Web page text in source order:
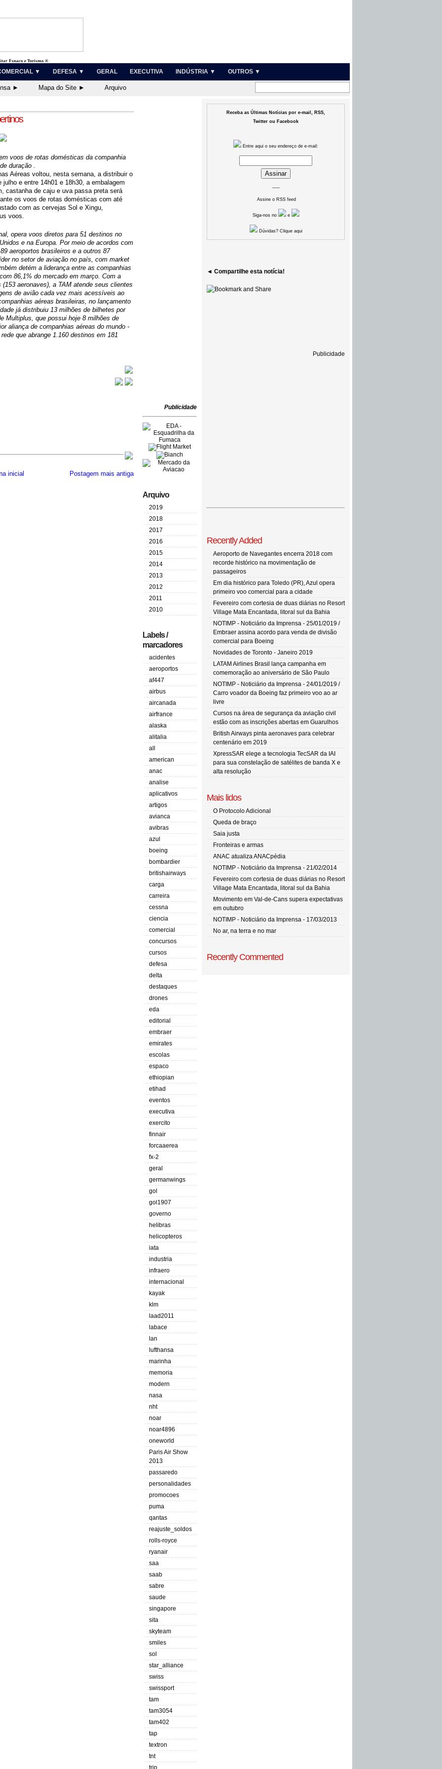
Espaço e Turismo ®
▼ DEFESA ▼ GERAL EXECUTIVA INDÚSTRIA ▼ OUTROS ▼
► Mapa do Site ► Arquivo
voos de rotas domésticas da companhia
duração .
Aéreas voltou, nesta semana, a distribuir o
e entre 14h01 e 18h30, a embalagem
castanha de caju e uva passa preta será
os voos de rotas domésticas com até
com as cervejas Sol e Xingu,
voos.
opera voos diretos para 51 destinos no
e na Europa. Por meio de acordos com
aeroportos brasileiros e a outros 87
no setor de aviação no país, com market
detém a liderança entre as companhias
86,1% do mercado em março. Com a
aeronaves), a TAM atende seus clientes
de avião cada vez mais acessíveis ao
aéreas brasileiras, no lançamento
já distribuiu 13 milhões de bilhetes por
Multiplus, que possui hoje 8 milhões de
aliança de companhias aéreas do mundo -
que abrange 1.160 destinos em 181
Postagem mais antiga
inicial
Publicidade
Arquivo
2019
2018
2017
2016
2015
2014
2013
2012
2011
2010
Labels /
marcadores
acidentes
aeroportos
af447
airbus
aircanada
airfrance
alaska
alitalia
all
american
anac
analise
aplicativos
artigos
avianca
avibras
azul
boeing
bombardier
britishairways
carga
carreira
cessna
ciencia
comercial
concursos
cursos
defesa
delta
destaques
drones
eda
editorial
embraer
emirates
escolas
espaco
ethiopian
etihad
eventos
executiva
exercito
finnair
forcaaerea
fx-2
geral
germanwings
gol
gol1907
governo
helibras
helicopteros
iata
industria
infraero
internacional
kayak
klm
laad2011
labace
lan
lufthansa
marinha
memoria
modern
nasa
nht
noar
noar4896
oneworld
Paris Air Show
2013
passaredo
personalidades
promocoes
puma
qantas
reajuste_soldos
rolls-royce
ryanair
saa
saab
sabre
saude
singapore
sita
skyteam
smiles
sol
star_alliance
swiss
swissport
tam
tam3054
tam402
tap
textron
tnt
trip
Receba as Últimas Notícias por e-mail, RSS,
Twitter ou Facebook
Entre aqui o seu endereço de e-mail:
Assine o RSS feed
Siga-nos no e
Dúvidas? Clique aqui
◄ Compartilhe esta notícia!
Publicidade
Recently Added
Aeroporto de Navegantes encerra 2018 com
recorde histórico na movimentação de
passageiros
Em dia histórico para Toledo (PR), Azul opera
primeiro voo comercial para a cidade
Fevereiro com cortesia de duas diárias no Resort
Village Mata Encantada, litoral sul da Bahia
NOTIMP - Noticiário da Imprensa - 25/01/2019 /
Embraer assina acordo para venda de divisão
comercial para Boeing
Novidades de Toronto - Janeiro 2019
LATAM Airlines Brasil lança campanha em
comemoração ao aniversário de São Paulo
NOTIMP - Noticiário da Imprensa - 24/01/2019 /
Carro voador da Boeing faz primeiro voo ao ar
livre
Cursos na área de segurança da aviação civil
estão com as inscrições abertas em Guarulhos
British Airways pinta aeronaves para celebrar
centenário em 2019
XpressSAR elege a tecnologia TecSAR da IAI
para sua constelação de satélites de banda X e
alta resolução
Mais lidos
O Protocolo Adicional
Queda de braço
Saia justa
Fronteiras e armas
ANAC atualiza ANACpédia
NOTIMP - Noticiário da Imprensa - 21/02/2014
Fevereiro com cortesia de duas diárias no Resort
Village Mata Encantada, litoral sul da Bahia
Movimento em Val-de-Cans supera expectativas
em outubro
NOTIMP - Noticiário da Imprensa - 17/03/2013
No ar, na terra e no mar
Recently Commented